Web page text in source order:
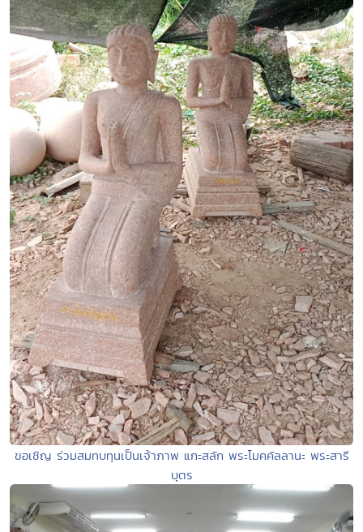
ขอเชิญ ร่วมสมทบทุนเป็นเจ้าภาพ แกะสลัก พระโมคคัลลานะ พระสารี
บุตร